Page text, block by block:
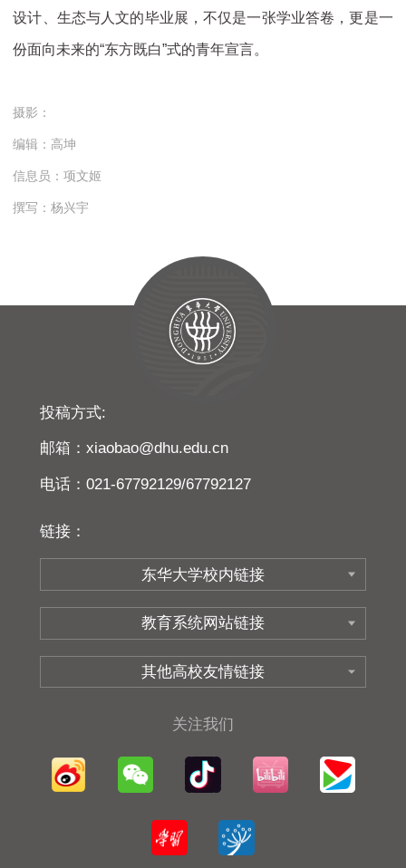
设计、生态与人文的毕业展，不仅是一张学业答卷，更是一
份面向未来的“东方既白”式的青年宣言。
摄影：
编辑：高坤
信息员：项文姬
撰写：杨兴宇
投稿方式:
邮箱：xiaobao@dhu.edu.cn
电话：021-67792129/67792127
链接：
关注我们